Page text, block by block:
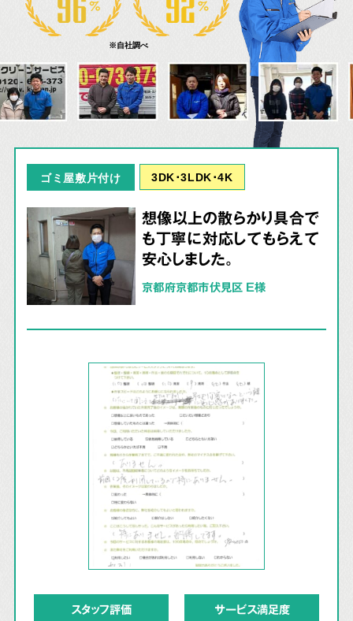
※自社調べ
ゴミ屋敷片付け 3DK･3LDK･4K
想像以上の散らかり具合で
も丁寧に対応してもらえて
安心しました。
京都府京都市伏見区 E様
スタッフ評価 サービス満足度